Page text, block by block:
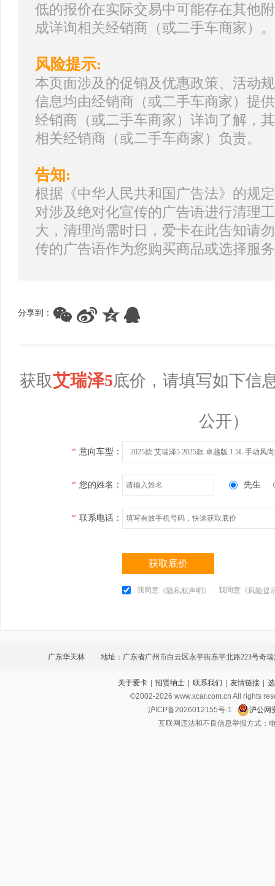
低的报价在实际交易中可能存在其他
成详询相关经销商（或二手车商家）。
风险提示:
本页面涉及的促销及优惠政策、活动
信息均由经销商（或二手车商家）提
经销商（或二手车商家）详询了解，
相关经销商（或二手车商家）负责。
告知:
根据《中华人民共和国广告法》的规
对涉及绝对化宣传的广告语进行清理
大，清理尚需时日，爱卡在此告知请
传的广告语作为您购买商品或选择服
分享到：
获取艾瑞泽5底价，请填写如下信
公开）
* 意向车型： 2025款 艾瑞泽5 2025款 卓越版 1.5L 手动风
* 您的姓名： 先生
* 联系电话：
获取底价
我同意 《隐私权声明》 我同意 《风险提
广东华天林 地址：广东省广州市白云区永平街东平北路223号奇
天林体验店
关于爱卡 | 招贤纳士 | 联系我们 | 友情链接 |
©2002-2026 www.xcar.com.cn All rights
沪ICP备2026012155号-1
沪公网
互联网违法和不良信息举报方式：